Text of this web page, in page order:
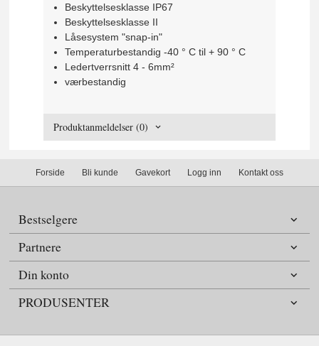
Beskyttelsesklasse IP67
Beskyttelsesklasse II
Låsesystem "snap-in"
Temperaturbestandig -40 ° C til + 90 ° C
Ledertverrsnitt 4 - 6mm²
værbestandig
Produktanmeldelser (0)
Forside Bli kunde Gavekort Logg inn Kontakt oss
Bestselgere
Partnere
Din konto
PRODUSENTER